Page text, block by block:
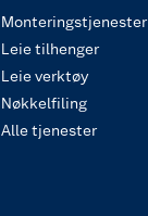
Monteringstjenester
Leie tilhenger
Leie verktøy
Nøkkelfiling
Alle tjenester